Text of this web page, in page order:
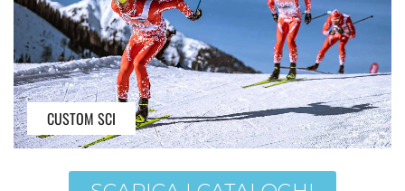
CUSTOM SCI